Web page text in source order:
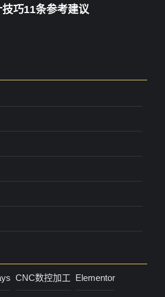
巧11条参考建议
CNC数控加工 Elementor